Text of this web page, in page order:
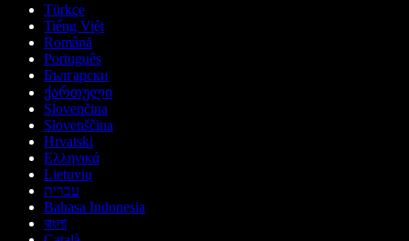
Türkçe
Tiếng Việt
Română
Português
Български
ქართული
Slovenčina
Slovenščina
Hrvatski
Ελληνικά
Lietuvių
עברית
Bahasa Indonesia
বাংলা